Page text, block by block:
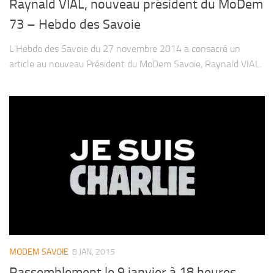
Raynald VIAL, nouveau président du MoDem
73 – Hebdo des Savoie
L’Hebdo des Savoie du 27 novembre 2014 a consacré un
article au nouveau Président du MoDem Savoie, Raynald VIAL.
MODEM SAVOIE 8 JAN, 2015